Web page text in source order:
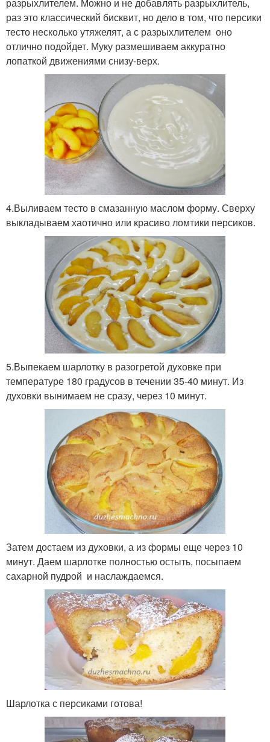
раз это классический бисквит, но дело в том, что персики
тесто несколько утяжелят, а с разрыхлителем оно
отлично подойдет. Муку размешиваем аккуратно
лопаткой движениями снизу-верх.
4.Выливаем тесто в смазанную маслом форму. Сверху
выкладываем хаотично или красиво ломтики персиков.
5.Выпекаем шарлотку в разогретой духовке при
температуре 180 градусов в течении 35-40 минут. Из
духовки вынимаем не сразу, через 10 минут.
Затем достаем из духовки, а из формы еще через 10
минут. Даем шарлотке полностью остыть, посыпаем
сахарной пудрой и наслаждаемся.
Шарлотка с персиками готова!